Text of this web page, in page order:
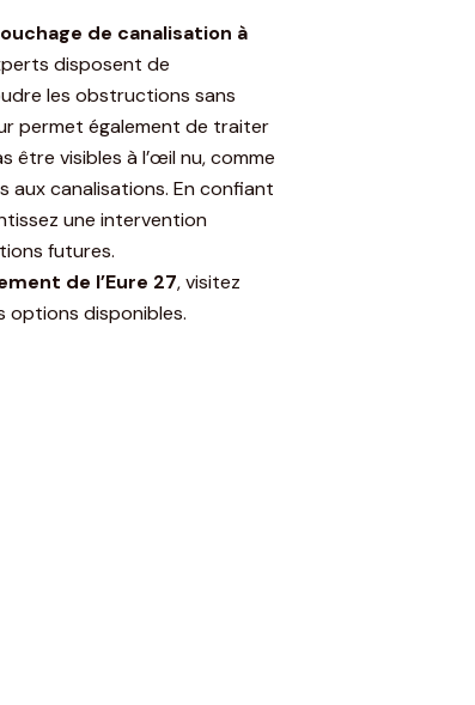
de canalisation à
disposent de
les obstructions sans
permet également de traiter
être visibles à l’œil nu, comme
canalisations. En confiant
une intervention
futures.
de l’Eure 27, visitez
options disponibles.